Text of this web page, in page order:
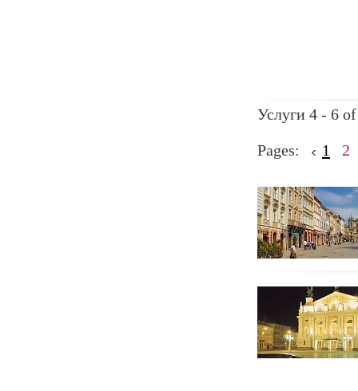
Услуги 4 - 6
Pages: 1 2